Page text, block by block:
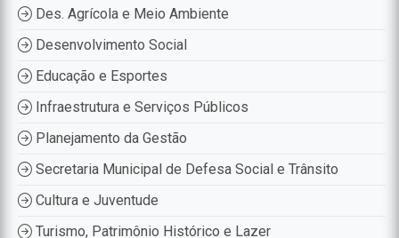
Des. Agrícola e Meio Ambiente
Desenvolvimento Social
Educação e Esportes
Infraestrutura e Serviços Públicos
Planejamento da Gestão
Secretaria Municipal de Defesa Social e Trânsito
Cultura e Juventude
Turismo, Patrimônio Histórico e Lazer